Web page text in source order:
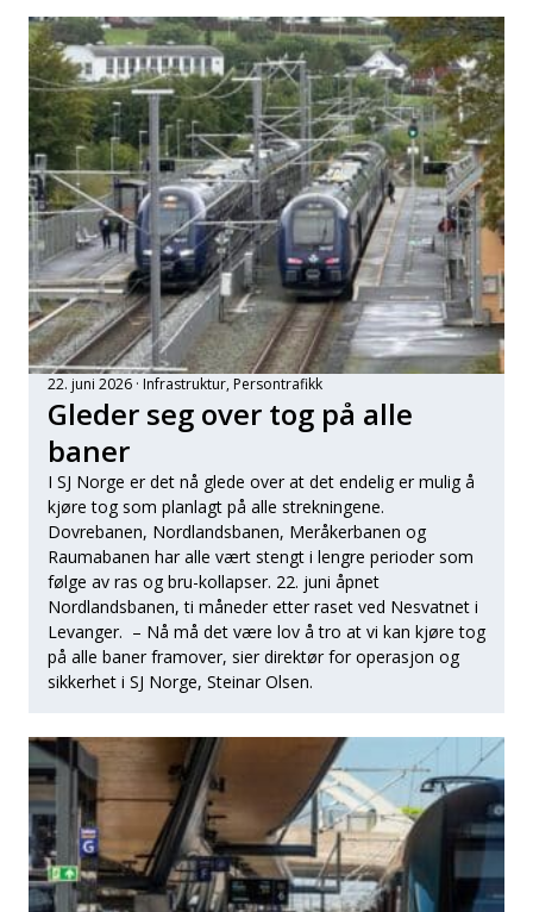
22. juni 2026 Infrastruktur, Persontrafikk
Gleder seg over tog på alle
baner
I SJ Norge er det nå glede over at det endelig er mulig å
kjøre tog som planlagt på alle strekningene.
Dovrebanen, Nordlandsbanen, Meråkerbanen og
Raumabanen har alle vært stengt i lengre perioder som
følge av ras og bru-kollapser. 22. juni åpnet
Nordlandsbanen, ti måneder etter raset ved Nesvatnet i
Levanger. – Nå må det være lov å tro at vi kan kjøre tog
på alle baner framover, sier direktør for operasjon og
sikkerhet i SJ Norge, Steinar Olsen.